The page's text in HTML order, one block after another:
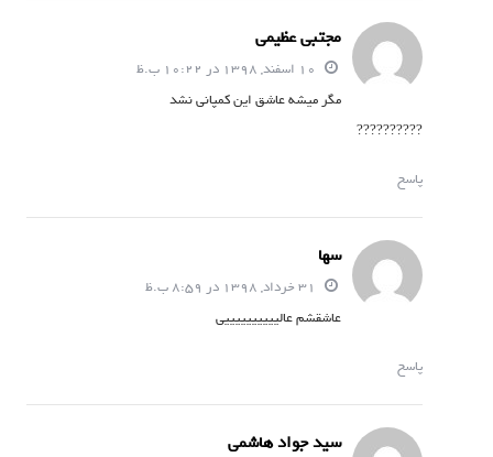
مجتبی عظیمی
مگر میشه عاشق این کمپانی نشد
??????????
پاسخ
سها
عاشقشم عالییییییییییی
پاسخ
سید جواد هاشمی